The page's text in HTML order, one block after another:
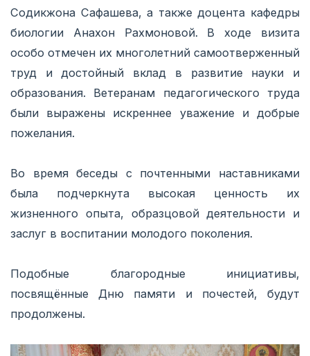
Содикжона Сафашева, а также доцента кафедры
биологии Анахон Рахмоновой. В ходе визита
особо отмечен их многолетний самоотверженный
труд и достойный вклад в развитие науки и
образования. Ветеранам педагогического труда
были выражены искреннее уважение и добрые
пожелания.
Во время беседы с почтенными наставниками
была подчеркнута высокая ценность их
жизненного опыта, образцовой деятельности и
заслуг в воспитании молодого поколения.
Подобные благородные инициативы,
посвящённые Дню памяти и почестей, будут
продолжены.